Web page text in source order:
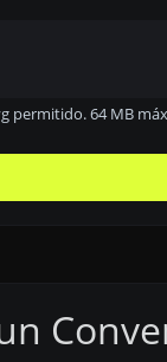
permitido. 64 MB